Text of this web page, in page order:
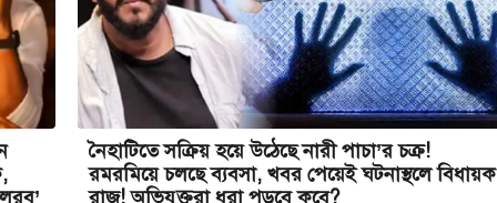
নৈহাটিতে সক্রিয় হয়ে উঠেছে নারী পাচা’র চক্র!
রমরমিয়ে চলছে ব্যবসা, খবর পেয়েই ঘটনাস্থলে বিধায়ক
রাজ! অভিযুক্তরা ধরা পড়বে কবে?